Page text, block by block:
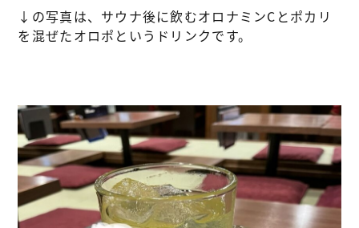
↓の写真は、サウナ後に飲むオロナミンCとポカリ
を混ぜたオロポというドリンクです。